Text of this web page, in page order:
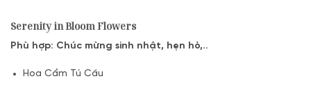
Serenity in Bloom Flowers
Phù hợp: Chúc mừng sinh nhật, hẹn hò,..
Hoa Cẩm Tú Cầu